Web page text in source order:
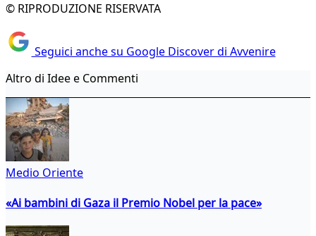
© RIPRODUZIONE RISERVATA
Seguici anche su Google Discover di Avvenire
Altro di Idee e Commenti
Medio Oriente
«Ai bambini di Gaza il Premio Nobel per la pace»